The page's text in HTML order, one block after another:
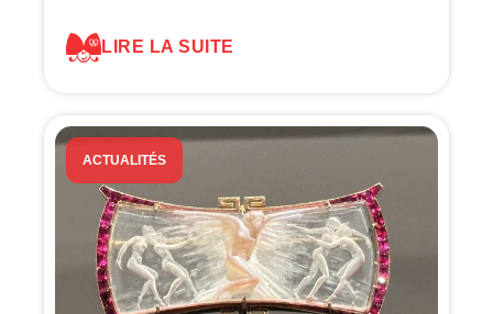
LIRE LA SUITE
ACTUALITÉS